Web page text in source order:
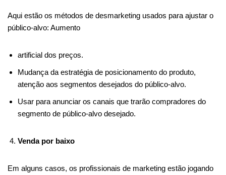
Aqui estão os métodos de desmarketing usados ​​para ajustar o
público-alvo: Aumento
artificial dos preços.
Mudança da estratégia de posicionamento do produto,
atenção aos segmentos desejados do público-alvo.
Usar para anunciar os canais que trarão compradores do
segmento de público-alvo desejado.
Venda por baixo
Em alguns casos, os profissionais de marketing estão jogando